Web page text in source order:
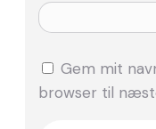
Gem mit
browser til